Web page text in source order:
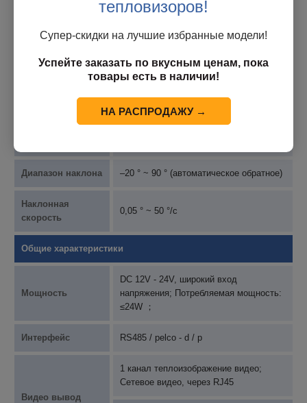
интерфейса
ONVIF (профиль S, профиль G)
Панорама/наклон
Диапазон подачи 360 ° (бесконечно)
Диапазон наклона –20 ° ~ 90 ° (автоматическое обратное)
Наклонная
скорость
0,05 ° ~ 50 °/с
Общие характеристики
Мощность
DC 12V - 24V, широкий вход
напряжения; Потребляемая мощность:
≤24W ；
Интерфейс RS485 / pelco - d / p
Видео вывод
1 канал теплоизображение видео;
Сетевое видео, через RJ45
тепловизоров!
Супер-скидки на лучшие избранные модели!
Успейте заказать по вкусным ценам, пока
товары есть в наличии!
НА РАСПРОДАЖУ →